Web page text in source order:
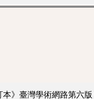
本》臺灣學術網路第六版